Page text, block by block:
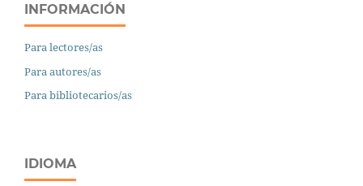
INFORMACIÓN
Para lectores/as
Para autores/as
Para bibliotecarios/as
IDIOMA